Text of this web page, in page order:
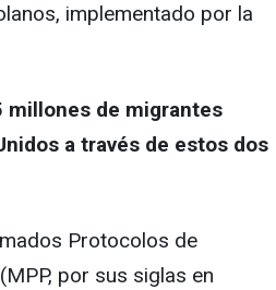
implementado por la
millones de migrantes
a través de estos dos
Protocolos de
por sus siglas en